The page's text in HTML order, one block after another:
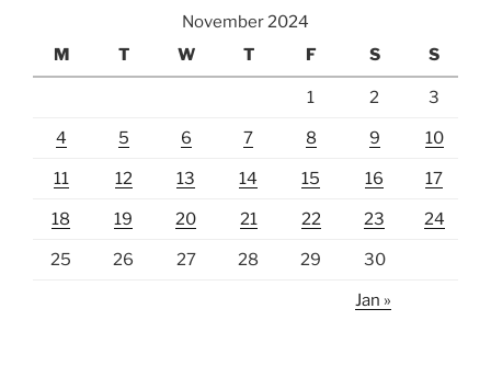
November 2024
M
T W T F S S
1 2 3
4 5 6 7 8 9 10
11 12 13 14 15 16 17
18 19 20 21 22 23 24
25 26 27 28 29 30
Jan »